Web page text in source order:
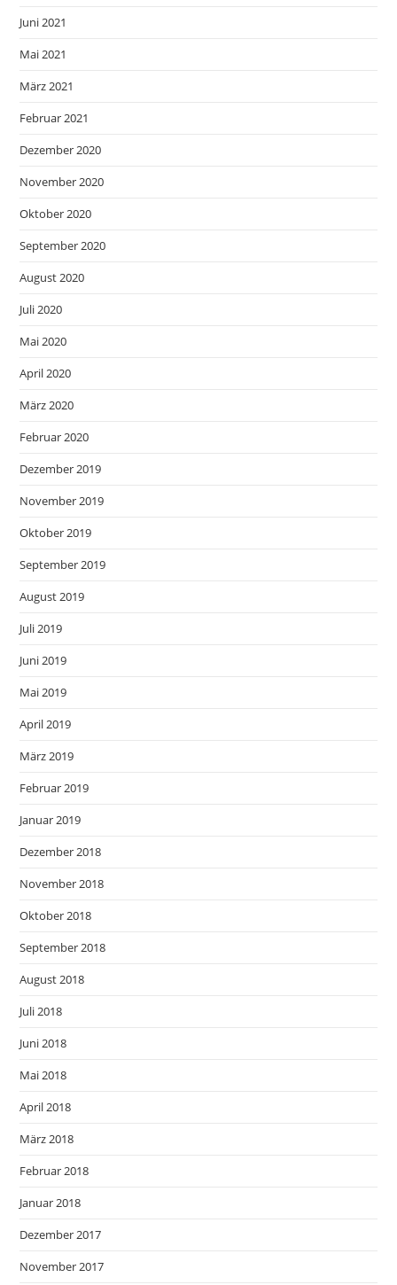
Juni 2021
Mai 2021
März 2021
Februar 2021
Dezember 2020
November 2020
Oktober 2020
September 2020
August 2020
Juli 2020
Mai 2020
April 2020
März 2020
Februar 2020
Dezember 2019
November 2019
Oktober 2019
September 2019
August 2019
Juli 2019
Juni 2019
Mai 2019
April 2019
März 2019
Februar 2019
Januar 2019
Dezember 2018
November 2018
Oktober 2018
September 2018
August 2018
Juli 2018
Juni 2018
Mai 2018
April 2018
März 2018
Februar 2018
Januar 2018
Dezember 2017
November 2017